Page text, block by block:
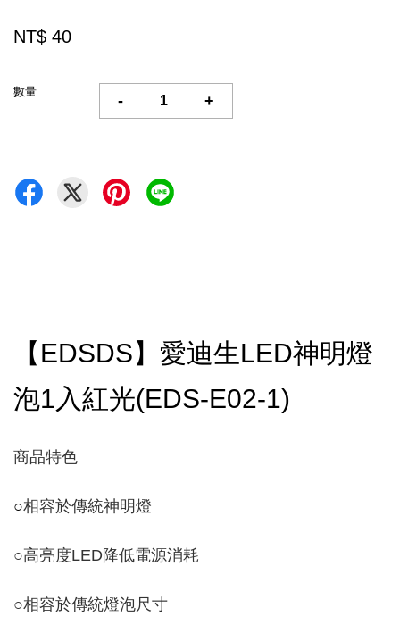
NT$ 40
數量
- +
【EDSDS】愛迪生LED神明燈
泡1入紅光(EDS-E02-1)
商品特色
○相容於傳統神明燈
○高亮度LED降低電源消耗
○相容於傳統燈泡尺寸